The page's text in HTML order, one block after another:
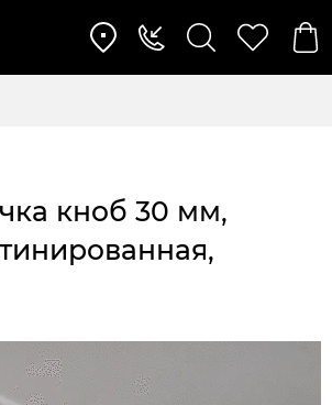
кноб 30 мм,